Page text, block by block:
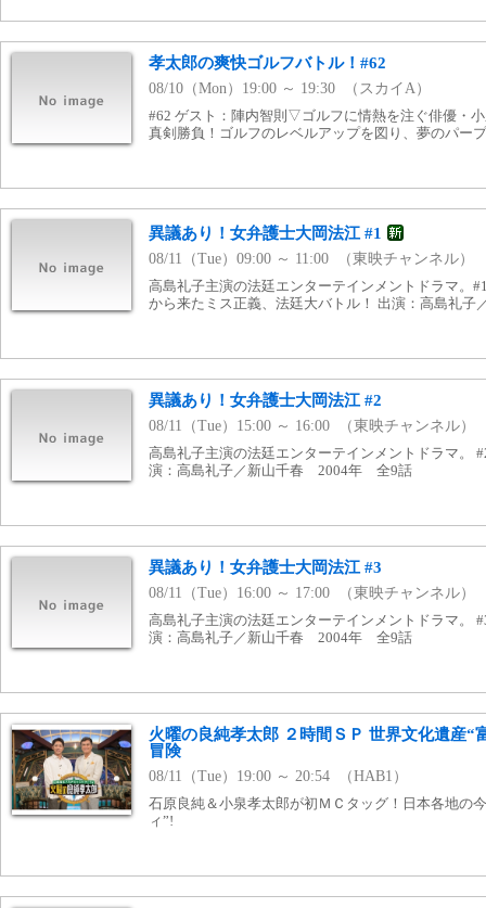
孝太郎の爽快ゴルフバトル！#62
08/10（Mon）19:00 ～ 19:30 （スカイA）
#62 ゲスト：陣内智則▽ゴルフに情熱を注ぐ俳優・
真剣勝負！ゴルフのレベルアップを図り、夢のパー
異議あり！女弁護士大岡法江 #1
08/11（Tue）09:00 ～ 11:00 （東映チャンネル）
高島礼子主演の法廷エンターテインメントドラマ。
から来たミス正義、法廷大バトル！ 出演：高島礼
異議あり！女弁護士大岡法江 #2
08/11（Tue）15:00 ～ 16:00 （東映チャンネル）
高島礼子主演の法廷エンターテインメントドラマ。
演：高島礼子／新山千春 2004年 全9話
異議あり！女弁護士大岡法江 #3
08/11（Tue）16:00 ～ 17:00 （東映チャンネル）
高島礼子主演の法廷エンターテインメントドラマ。
演：高島礼子／新山千春 2004年 全9話
火曜の良純孝太郎 ２時間ＳＰ 世界文化遺産“
冒険
08/11（Tue）19:00 ～ 20:54 （HAB1）
石原良純＆小泉孝太郎が初ＭＣタッグ！日本各地の
ィ”!